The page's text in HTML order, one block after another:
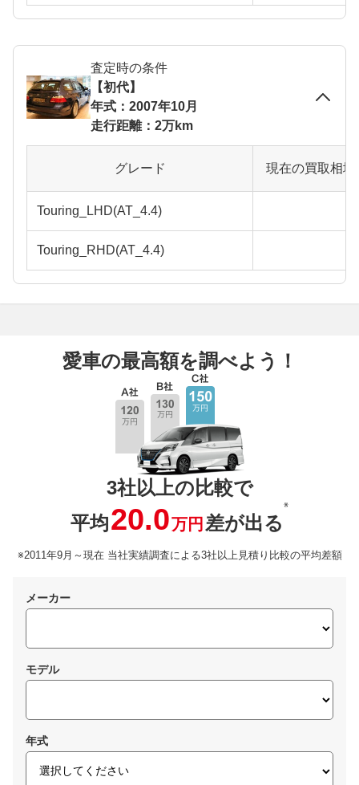
査定時の条件
【初代】
年式：2007年10月
走行距離：2万km
グレード 現在の買取相
Touring_LHD(AT_4.4)
Touring_RHD(AT_4.4)
愛車の最高額を調べよう！
3社以上の比較で
平均20.0万円 差が出る
※
※2011年9月～現在 当社実績調査による3社以上見積り比較の平均差額
メーカー
モデル
年式